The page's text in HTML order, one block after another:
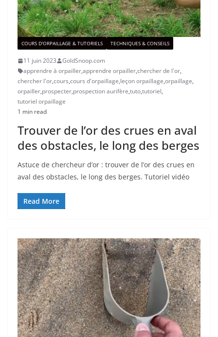
COURS D'ORPAILLAGE & TUTORIELS TECHNIQUES & CONSEILS
11 juin 2023
GoldSnoop.com
apprendre à orpailler,apprendre orpailler,chercher de l'or,
chercher l'or,cours,cours d'orpaillage,leçon orpaillage,orpaillage,
orpailler,prospecter,prospection aurifère,tuto,tutoriel,
tutoriel orpaillage
1 min read
Trouver de l’or des crues en aval
des obstacles, le long des berges
Astuce de chercheur d’or : trouver de l’or des crues en
aval des obstacles, le long des berges. Tutoriel vidéo
Read More